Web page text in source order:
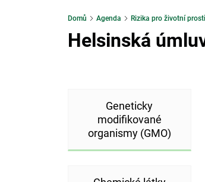
Domů Agenda Rizika pro životní
Helsinská
Geneticky
modifikované
organismy (GMO)